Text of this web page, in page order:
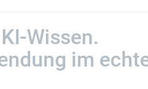
Wissen.
im